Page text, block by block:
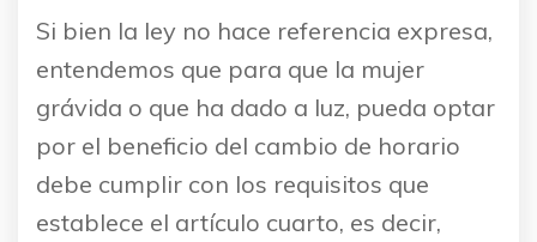
Si bien la ley no hace referencia expresa,
entendemos que para que la mujer
grávida o que ha dado a luz, pueda optar
por el beneficio del cambio de horario
debe cumplir con los requisitos que
establece el artículo cuarto, es decir,